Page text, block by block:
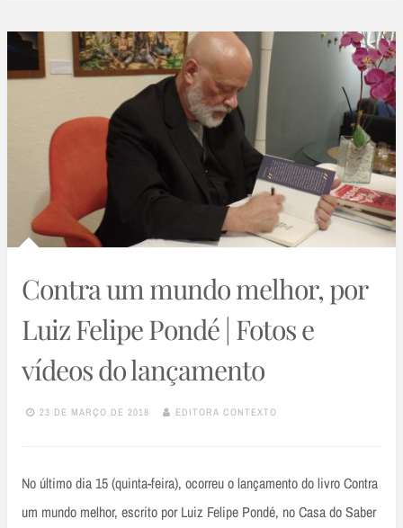
Contra um mundo melhor, por
Luiz Felipe Pondé | Fotos e
vídeos do lançamento
23 DE MARÇO DE 2018 EDITORA CONTEXTO
No último dia 15 (quinta-feira), ocorreu o lançamento do livro Contra
um mundo melhor, escrito por Luiz Felipe Pondé, no Casa do Saber